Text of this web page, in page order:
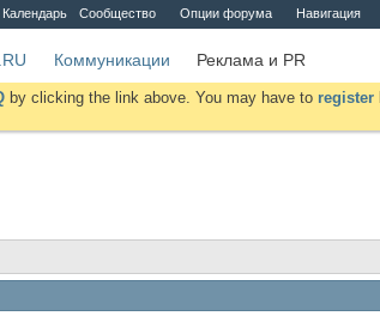
Календарь Сообщество Опции форума Навигация
Коммуникации Реклама и PR
by clicking the link above. You may have to register